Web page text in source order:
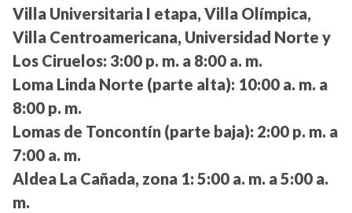
Villa Universitaria I etapa, Villa Olímpica,
Villa Centroamericana, Universidad Norte y
Los Ciruelos: 3:00 p. m. a 8:00 a. m.
Loma Linda Norte (parte alta): 10:00 a. m. a
8:00 p. m.
Lomas de Toncontín (parte baja): 2:00 p. m. a
7:00 a. m.
Aldea La Cañada, zona 1: 5:00 a. m. a 5:00 a.
m.